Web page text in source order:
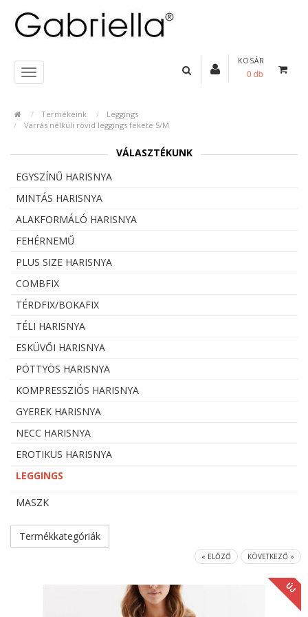
KOSÁR
0 db
Termékeink
Leggings
Varrás nélküli rövid leggings fekete S/M
VÁLASZTÉKUNK
EGYSZÍNŰ HARISNYA
MINTÁS HARISNYA
ALAKFORMÁLÓ HARISNYA
FEHÉRNEMŰ
PLUS SIZE HARISNYA
COMBFIX
TÉRDFIX/BOKAFIX
TÉLI HARISNYA
ESKÜVŐI HARISNYA
PÖTTYÖS HARISNYA
KOMPRESSZIÓS HARISNYA
GYEREK HARISNYA
NECC HARISNYA
EROTIKUS HARISNYA
LEGGINGS
MASZK
Termékkategóriák
« ELŐZŐ KÖVETKEZŐ »
ÚJ